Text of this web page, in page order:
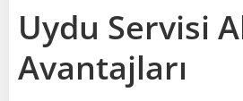
Uydu Servisi
Avantajları